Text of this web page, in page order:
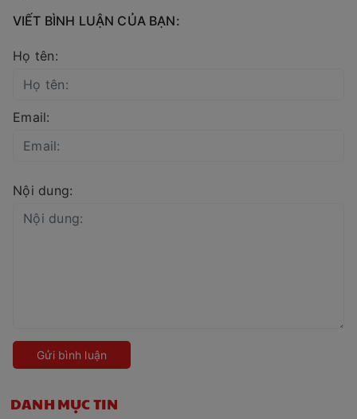
VIẾT BÌNH LUẬN CỦA BẠN:
Họ tên:
Email:
Nội dung:
Gửi bình luận
DANH MỤC TIN